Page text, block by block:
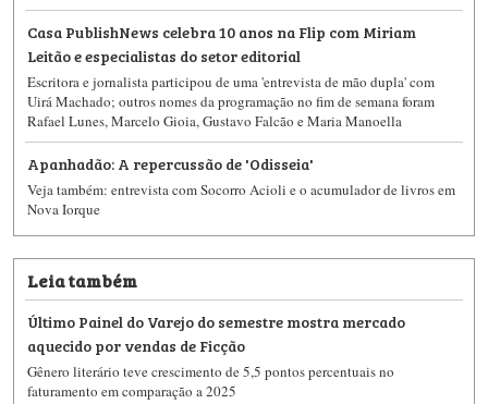
Casa PublishNews celebra 10 anos na Flip com Miriam
Leitão e especialistas do setor editorial
Escritora e jornalista participou de uma 'entrevista de mão dupla' com
Uirá Machado; outros nomes da programação no fim de semana foram
Rafael Lunes, Marcelo Gioia, Gustavo Falcão e Maria Manoella
Apanhadão: A repercussão de 'Odisseia'
Veja também: entrevista com Socorro Acioli e o acumulador de livros em
Nova Iorque
Leia também
Último Painel do Varejo do semestre mostra mercado
aquecido por vendas de Ficção
Gênero literário teve crescimento de 5,5 pontos percentuais no
faturamento em comparação a 2025